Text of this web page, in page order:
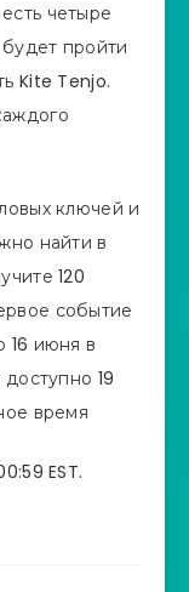
четыре
пройти
Kite Tenjo.
ключей и
найти в
120
событие
16 июня в
19
время
EST.